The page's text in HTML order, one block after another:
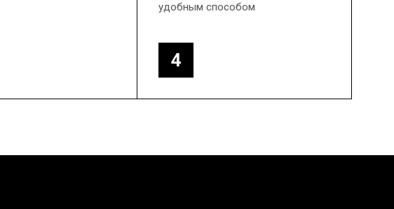
4
удобным способом